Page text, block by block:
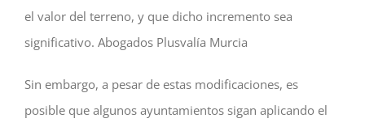
el valor del terreno, y que dicho incremento sea
significativo. Abogados Plusvalía Murcia
Sin embargo, a pesar de estas modificaciones, es
posible que algunos ayuntamientos sigan aplicando el